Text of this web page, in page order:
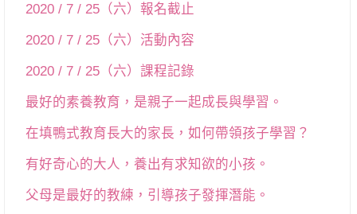
2020 / 7 / 25（六）報名截止
2020 / 7 / 25（六）活動內容
2020 / 7 / 25（六）課程記錄
最好的素養教育，是親子一起成長與學習。
在填鴨式教育長大的家長，如何帶領孩子學習？
有好奇心的大人，養出有求知欲的小孩。
父母是最好的教練，引導孩子發揮潛能。